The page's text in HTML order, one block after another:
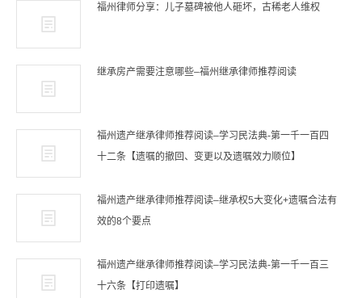
福州律师分享：儿子墓碑被他人砸坏，古稀老人维权
继承房产需要注意哪些–福州继承律师推荐阅读
福州遗产继承律师推荐阅读–学习民法典-第一千一百四
十二条【遗嘱的撤回、变更以及遗嘱效力顺位】
福州遗产继承律师推荐阅读–继承权5大变化+遗嘱合法有
效的8个要点
福州遗产继承律师推荐阅读–学习民法典-第一千一百三
十六条【打印遗嘱】